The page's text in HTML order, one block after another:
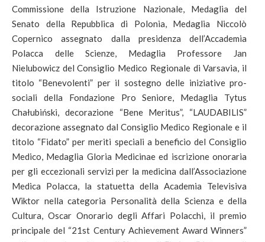
Commissione della Istruzione Nazionale, Medaglia del
Senato della Repubblica di Polonia, Medaglia Niccolò
Copernico assegnato dalla presidenza dell’Accademia
Polacca delle Scienze, Medaglia Professore Jan
Nielubowicz del Consiglio Medico Regionale di Varsavia, il
titolo “Benevolenti” per il sostegno delle iniziative pro-
sociali della Fondazione Pro Seniore, Medaglia Tytus
Chałubiński, decorazione “Bene Meritus”, “LAUDABILIS”
decorazione assegnato dal Consiglio Medico Regionale e il
titolo “Fidato” per meriti speciali a beneficio del Consiglio
Medico, Medaglia Gloria Medicinae ed iscrizione onoraria
per gli eccezionali servizi per la medicina dall’Associazione
Medica Polacca, la statuetta della Academia Televisiva
Wiktor nella categoria Personalità della Scienza e della
Cultura, Oscar Onorario degli Affari Polacchi, il premio
principale del “21st Century Achievement Award Winners”